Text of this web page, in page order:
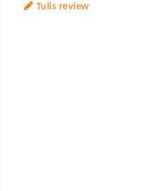
Tulis review